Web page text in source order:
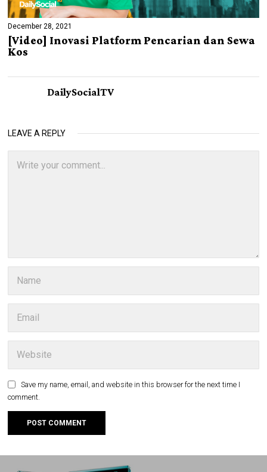
December 28, 2021
[Video] Inovasi Platform Pencarian dan Sewa
Kos
DailySocialTV
LEAVE A REPLY
Save my name, email, and website in this browser for the next time I
comment.